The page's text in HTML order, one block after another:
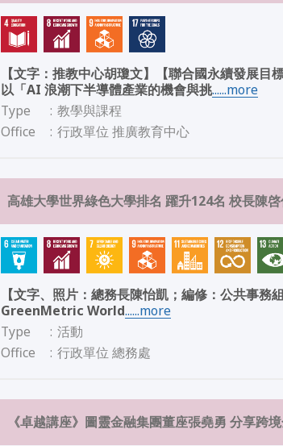
【文字：推教中心胡瓊文】【聯合國永續發展
以「AI 浪潮下半導體產業的機會與挑......more
Type
: 教學與課程
Office
: 行政單位 推廣教育中心
高雄大學世界綠色大學排名 躍升124名 校長陳
【文字、照片：總務長陳怡凱；編修：公共事
GreenMetric World......more
Type
: 活動
Office
: 行政單位 總務處
《卓越講座》圖靈金融集團董座張堯勇 分享跨